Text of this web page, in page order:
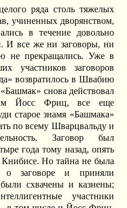
ряда столь тяжелых
учиненных дворянством,
в течение довольно
И все же ни заговоры, ни
не прекращались. Уже в
участников заговоров
возвратилось в Швабию
снова действовал
Йосс Фриц, все еще
старое знамя «Башмака»
по всему Шварцвальду и
Заговор был
года тому назад, опять
Книбисе. Но тайна не была
о заговоре и приняли
схвачены и казнены;
участники